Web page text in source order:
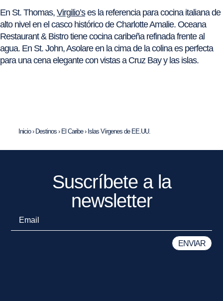
En St. Thomas, Virgilio’ses la referencia para cocina italiana de
alto nivel en el casco histórico de Charlotte Amalie. Oceana
Restaurant & Bistro tiene cocina caribeña refinada frente al
agua. En St. John, Asolare en la cima de la colina es perfecta
para una cena elegante con vistas a Cruz Bay y las islas.
Inicio› Destinos › El Caribe› Islas Vírgenes de EE.UU.
Suscríbete a la
newsletter